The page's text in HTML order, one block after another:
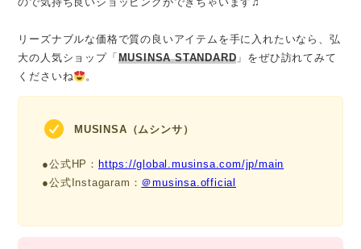
リーズナブルな価格で質の良いアイテムを手に入れたいなら、弘
大の人気ショップ「 MUSINSA STANDARD 」をぜひ訪れてみて
くださいね
。
MUSINSA（ムシンサ）
●公式HP： https://global.musinsa.com/jp/main
●公式Instagaram： ＠musinsa.official